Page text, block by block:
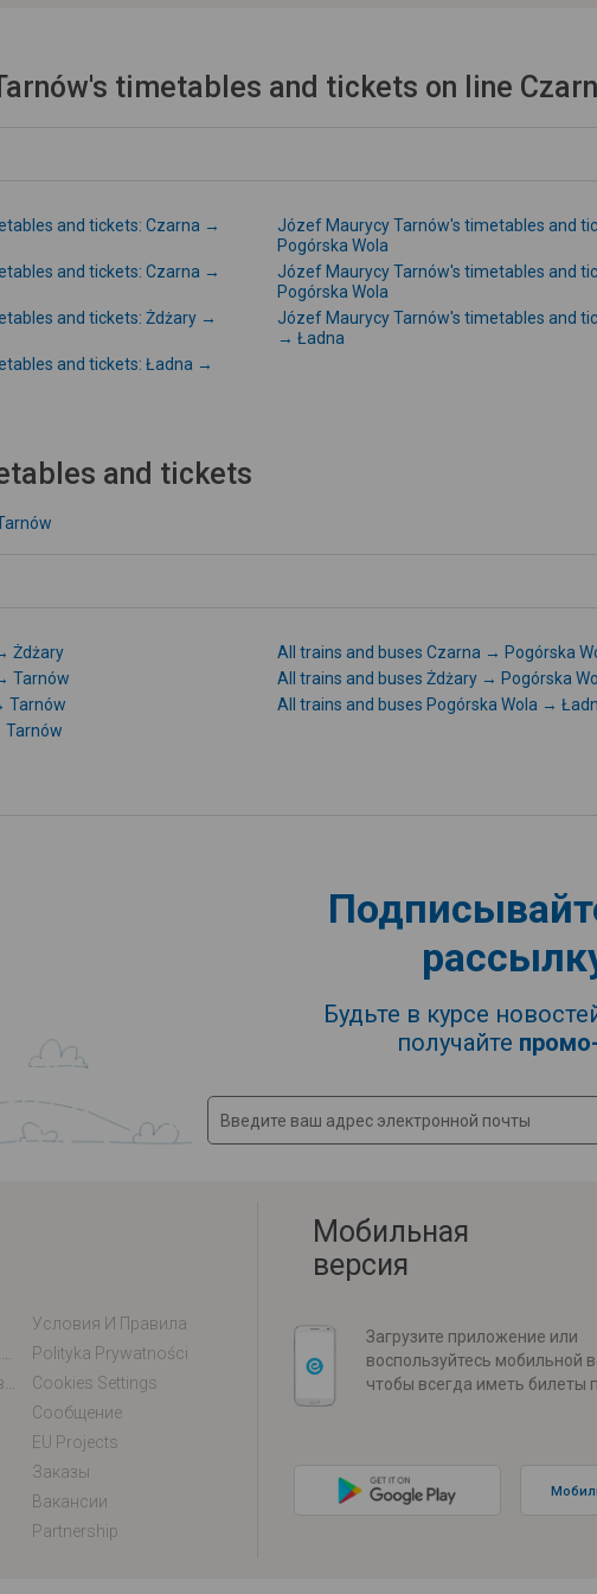
timetables and tickets on line
and tickets: Czarna →
Józef Maurycy Tarnów's timetables and
Pogórska Wola
and tickets: Czarna →
Józef Maurycy Tarnów's timetables and
Pogórska Wola
and tickets: Żdżary →
Józef Maurycy Tarnów's timetables and
→ Ładna
and tickets: Ładna →
and tickets
Żdżary All trains and buses Czarna → Pogórska
Tarnów
All trains and buses Żdżary → Pogórska
Tarnów
All trains and buses Pogórska Wola →
Tarnów
Будьте в курсе
получайте
Условия И Правила
Polityka Prywatności
Cookies Settings
Сообщение
EU Projects
Заказы
Вакансии
Partnership
Мобильная
версия
Загрузите приложение или
воспользуйтесь мобильной
чтобы всегда иметь билеты